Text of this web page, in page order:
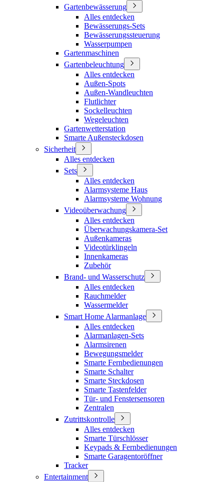
Gartenbewässerung
Alles entdecken
Bewässerungs-Sets
Bewässerungssteuerung
Wasserpumpen
Gartenmaschinen
Gartenbeleuchtung
Alles entdecken
Außen-Spots
Außen-Wandleuchten
Flutlichter
Sockelleuchten
Wegeleuchten
Gartenwetterstation
Smarte Außensteckdosen
Sicherheit
Alles entdecken
Sets
Alles entdecken
Alarmsysteme Haus
Alarmsysteme Wohnung
Videoüberwachung
Alles entdecken
Überwachungskamera-Set
Außenkameras
Videotürklingeln
Innenkameras
Zubehör
Brand- und Wasserschutz
Alles entdecken
Rauchmelder
Wassermelder
Smart Home Alarmanlage
Alles entdecken
Alarmanlagen-Sets
Alarmsirenen
Bewegungsmelder
Smarte Fernbedienungen
Smarte Schalter
Smarte Steckdosen
Smarte Tastenfelder
Tür- und Fenstersensoren
Zentralen
Zutrittskontrolle
Alles entdecken
Smarte Türschlösser
Keypads & Fernbedienungen
Smarte Garagentoröffner
Tracker
Entertainment